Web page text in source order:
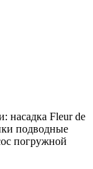
насадка Fleur de
подводные
погружной